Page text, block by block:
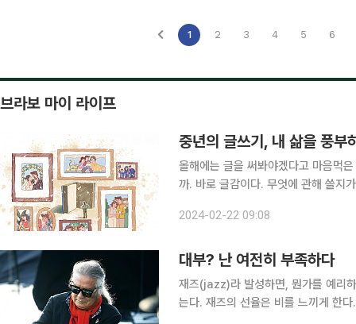
1 2 3 4 5 6
브라보 마이 라이프
중년의 글쓰기, 내 삶을 풍부
올해에는 글을 써봐야겠다고 마음먹
까. 바로 글감이다. 무엇에 관해 쓸지
쓸까요?” 이 물음이 먼저여야 한다.
2024-02-22 09:08
대부? 난 여전히 부족하다
재즈(jazz)라 발성하면, 뭔가를 예리
는다. 재즈의 선율은 비를 느끼게 한